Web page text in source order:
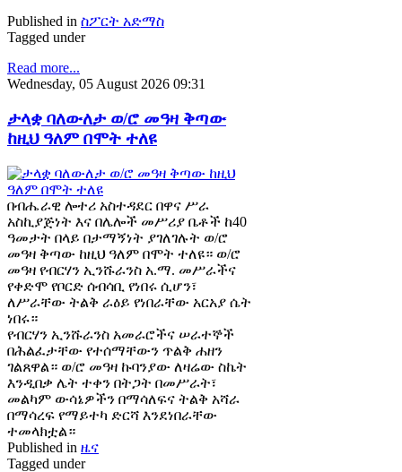
Published in ስፖርት አድማስ
Tagged under
Read more...
Wednesday, 05 August 2026 09:31
ታላቋ ባለውለታ ወ/ሮ መዓዛ ቅጣው
ከዚህ ዓለም በሞት ተለዩ
በብሔራዊ ሎተሪ አስተዳደር በዋና ሥራ
አስኪያጅነት እና በሌሎች መሥሪያ ቤቶች ከ40
ዓመታት በላይ በታማኝነት ያገለገሉት ወ/ሮ
መዓዛ ቅጣው ከዚህ ዓለም በሞት ተለዩ። ወ/ሮ
መዓዛ የብርሃን ኢንሹራንስ አ.ማ. መሥራችና
የቀድሞ የቦርድ ሰብሳቢ የነበሩ ሲሆን፣
ለሥራቸው ትልቅ ራዕይ የነበራቸው አርአያ ሴት
ነበሩ።
የብርሃን ኢንሹራንስ አመራሮችና ሠራተኞች
በሕልፈታቸው የተሰማቸውን ጥልቅ ሐዘን
ገልጸዋል። ወ/ሮ መዓዛ ኩባንያው ለዛሬው ስኬት
እንዲበቃ ሌት ተቀን በትጋት በመሥራት፣
መልካም ውሳኔዎችን በማሳለፍና ትልቅ አሻራ
በማሳረፍ የማይተካ ድርሻ እንደነበራቸው
ተመላክቷል።
Published in ዜና
Tagged under